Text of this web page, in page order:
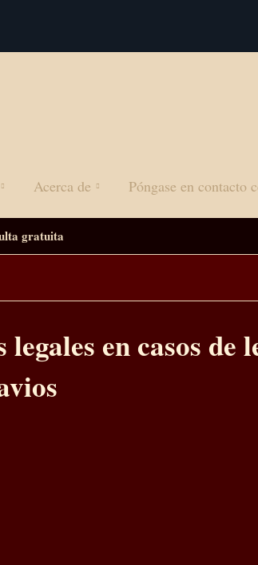
Acerca de Póngase en contacto
gratuita
en casos de